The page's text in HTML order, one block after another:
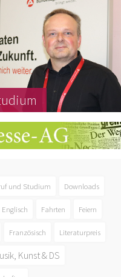
und Studium Downloads
Englisch Fahrten Feiern
Französisch Literaturpreis
Kunst & DS